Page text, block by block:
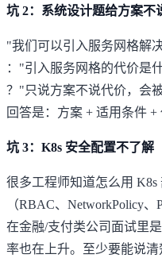
坑 2：系统设计题给方案不
"我们可以引入服务网格解
："引入服务网格的代价是
？"只说方案不说代价，会
回答是：方案 + 适用条件 +
坑 3：K8s 安全配置不了解
很多工程师知道怎么用
（RBAC、NetworkPolicy
在金融/支付类公司面试里
率也在上升。至少要能说清